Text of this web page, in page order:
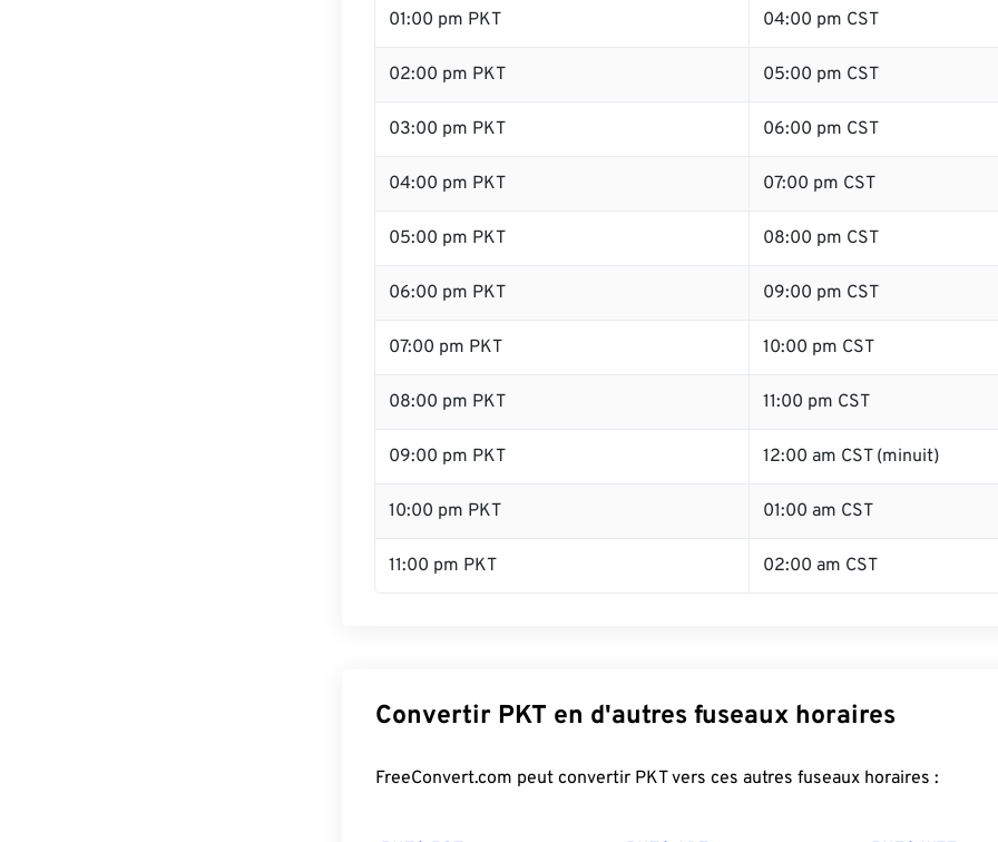
01:00 pm PKT 04:00 pm CST
02:00 pm PKT 05:00 pm CST
03:00 pm PKT 06:00 pm CST
04:00 pm PKT 07:00 pm CST
05:00 pm PKT 08:00 pm CST
06:00 pm PKT 09:00 pm CST
07:00 pm PKT 10:00 pm CST
08:00 pm PKT 11:00 pm CST
09:00 pm PKT 12:00 am CST (minuit)
10:00 pm PKT 01:00 am CST
11:00 pm PKT 02:00 am CST
Convertir PKT en d'autres fuseaux horaires
FreeConvert.com peut convertir PKT vers ces autres fuseaux horaires :